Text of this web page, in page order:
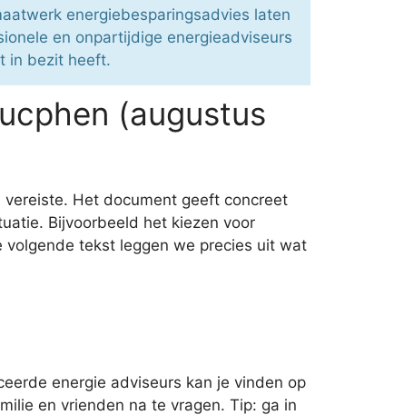
energiebesparingsadvies laten
en onpartijdige energieadviseurs
in bezit heeft.
(augustus
Het document geeft concreet
Bijvoorbeeld het kiezen voor
volgende tekst leggen we precies uit wat
energie adviseurs kan je vinden op
en vrienden na te vragen. Tip: ga in